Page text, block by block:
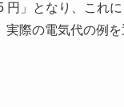
円」となり、これ
実際の電気代の例